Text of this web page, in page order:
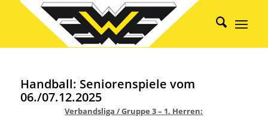
Handball: Seniorenspiele vom
06./07.12.2025
Verbandsliga / Gruppe 3 – 1. Herren: